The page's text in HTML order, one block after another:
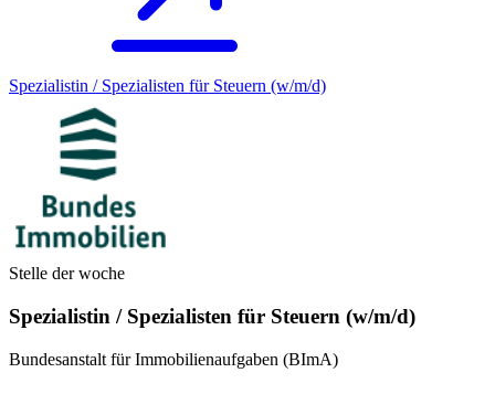
Spezialistin / Spezialisten für Steuern (w/m/d)
Stelle der woche
Spezialistin / Spezialisten für Steuern (w/m/d)
Bundesanstalt für Immobilienaufgaben (BImA)